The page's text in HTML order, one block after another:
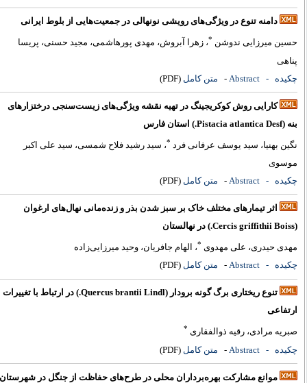
دامنه تنوع در ویژگی‌های رویشی نونهالی در جمعیت‌هایی از بلوط ایرانی
حسین میرزایی ندوشن ، زهرا آبروش، مهدی پورهاشمی، مجید حسنی، پریسا
پناهی
چکیده - Abstract
- متن کامل(PDF)
کارایی روش کوکریجینگ در تهیه نقشه ویژگی‌های زیست‌سنجی درختزارهای
بنه (Pistacia atlantica Desf.) استان فارس
نگین بهنیا، سید یوسف عرفانی فرد ، سید رشید فلاح شمسی، سید علی اکبر
موسوی
چکیده - Abstract
- متن کامل(PDF)
اثر تیمارهای مختلف خاک بر سبز شدن بذر و زنده‌مانی نهال‌های ارغوان
مهدی حیدری، علی مهدوی ، الهام جافریان، وحید میرزایی‌زاده
چکیده - Abstract
- متن کامل(PDF)
تنوع ریختاری برگ گونه برودار (Quercus brantii Lindl.) در ارتباط با تغییرات
ارتفاعی
صبریه مرادی، رقیه ذوالفقاری
چکیده - Abstract
- متن کامل(PDF)
موانع مشارکت بهره‌برداران محلی در طرح‌های حفاظت از جنگل در شهرستان